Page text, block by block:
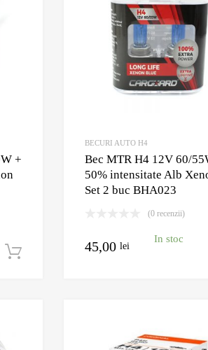
+
Adaugă în coș
BECURI AUTO H4
Bec MTR H4 12V 60/
50% intensitate Alb
Set 2 buc BHA023
(0 recenzii)
45,00 lei
In stoc